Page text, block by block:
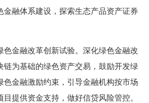
金融体系建设，探索生态产品资产证券
金融改革创新试验。深化绿色金融改
链为基础的绿色资产交易，鼓励开发绿
色金融激励约束，引导金融机构按市场
提供资金支持，做好信贷风险管控。